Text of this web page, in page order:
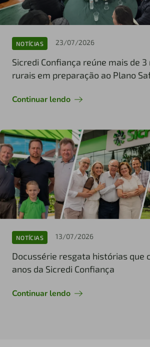
NOTÍCIAS 23/07/2026
Sicredi Confiança reúne mais de
rurais em preparação ao Plano
Continuar lendo
NOTÍCIAS 13/07/2026
Docussérie resgata histórias que
anos da Sicredi Confiança
Continuar lendo